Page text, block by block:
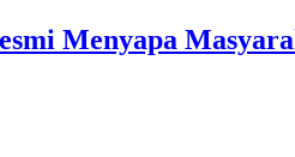
Menyapa